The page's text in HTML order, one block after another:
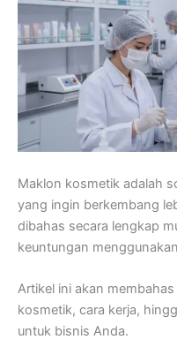
Maklon kosmetik adalah
yang ingin berkembang
dibahas secara lengkap
keuntungan
Artikel ini akan
kosmetik, cara kerja,
untuk bisnis Anda.